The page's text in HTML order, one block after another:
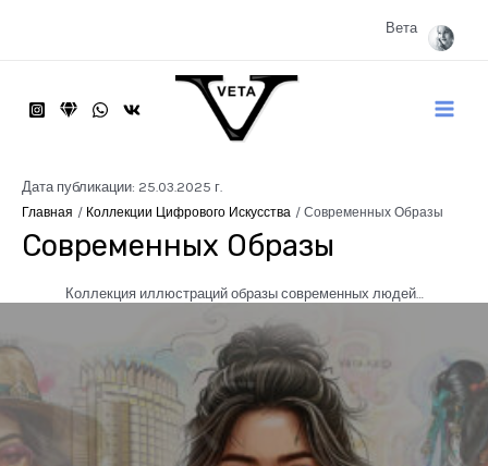
Вета
Main
Дата публикации: 25.03.2025 г.
Главная Коллекции Цифрового Искусства Современных Образы
Современных Образы
Коллекция иллюстраций образы современных людей…